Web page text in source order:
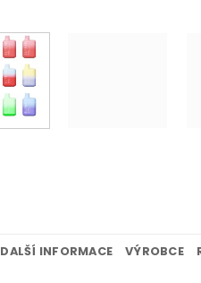
DALŠÍ INFORMACE VÝROBCE